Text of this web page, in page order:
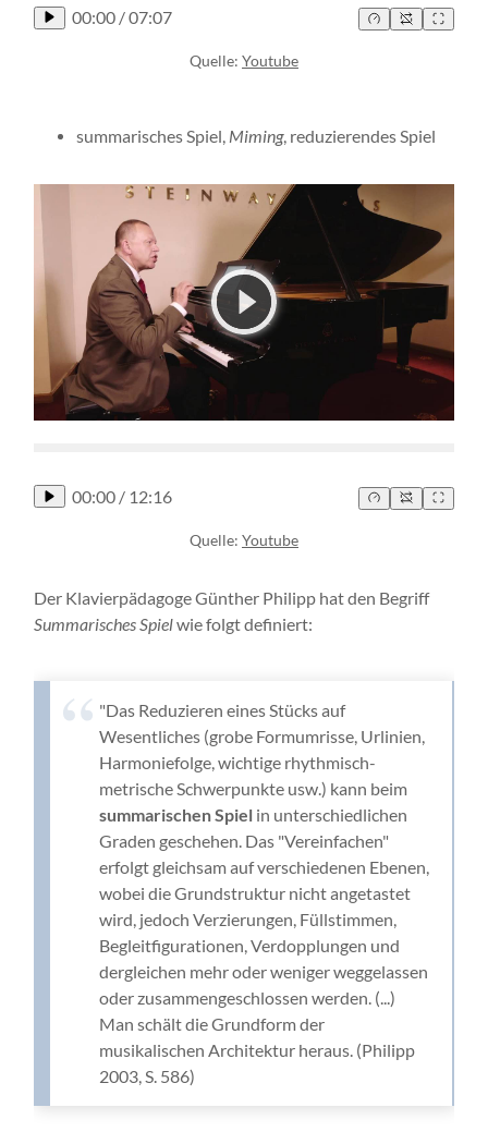
00:00 /07:07
Quelle: Youtube
summarisches Spiel, Miming, reduzierendes Spiel
00:00 / 12:16
Quelle: Youtube
Der Klavierpädagoge Günther Philipp hat den Begriff
Summarisches Spielwie folgt definiert:
"Das Reduzieren eines Stücks auf
Wesentliches (grobe Formumrisse, Urlinien,
Harmoniefolge, wichtige rhythmisch-
metrische Schwerpunkte usw.) kann beim
summarischen Spiel in unterschiedlichen
Graden geschehen. Das "Vereinfachen"
erfolgt gleichsam auf verschiedenen Ebenen,
wobei die Grundstruktur nicht angetastet
wird, jedoch Verzierungen, Füllstimmen,
Begleitfigurationen, Verdopplungen und
dergleichen mehr oder weniger weggelassen
oder zusammengeschlossen werden. (...)
Man schält die Grundform der
musikalischen Architektur heraus. (Philipp
2003, S. 586)